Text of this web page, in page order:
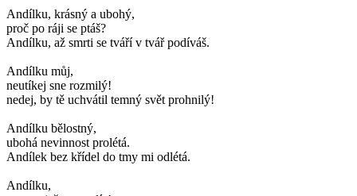
Andílku, krásný a ubohý,
proč po ráji se ptáš?
Andílku, až smrti se tváří v tvář podíváš.
Andílku můj,
neutíkej sne rozmilý!
nedej, by tě uchvátil temný svět prohnilý!
Andílku bělostný,
ubohá nevinnost prolétá.
Andílek bez křídel do tmy mi odlétá.
Andílku,